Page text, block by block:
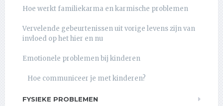
Hoe werkt familiekarma en karmische problemen
Vervelende gebeurtenissen uit vorige levens zijn van
invloed op het hier en nu
Emotionele problemen bij kinderen
Hoe communiceer je met kinderen?
FYSIEKE PROBLEMEN